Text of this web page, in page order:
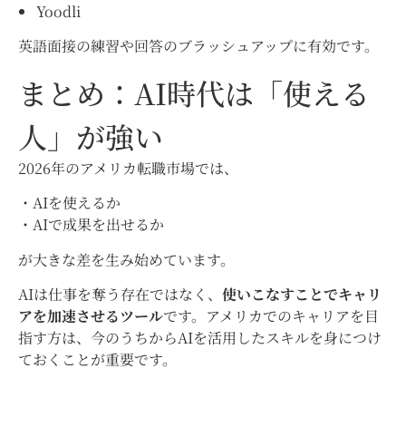
Yoodli
英語面接の練習や回答のブラッシュアップに有効です。
まとめ：AI時代は「使える
人」が強い
2026年のアメリカ転職市場では、
・AIを使えるか
・AIで成果を出せるか
が大きな差を生み始めています。
AIは仕事を奪う存在ではなく、 使いこなすことでキャリ
アを加速させるツールです。アメリカでのキャリアを目
指す方は、今のうちからAIを活用したスキルを身につけ
ておくことが重要です。